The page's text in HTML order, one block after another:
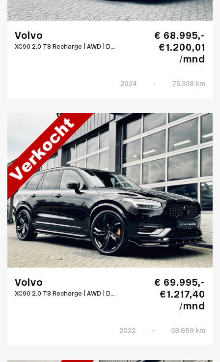
Volvo
XC90 2.0 T8 Recharge | AWD | D...
€ 68.995,-
€ 1.200,01
/mnd
2024 - 75.338 km
Volvo
XC90 2.0 T8 Recharge | AWD | D...
€ 69.995,-
€ 1.217,40
/mnd
2022 - 38.869 km